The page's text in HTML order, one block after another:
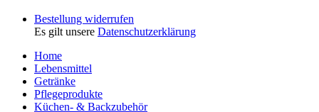
Bestellung widerrufen
Es gilt unsere Datenschutzerklärung
Home
Lebensmittel
Getränke
Pflegeprodukte
Küchen- & Backzubehör